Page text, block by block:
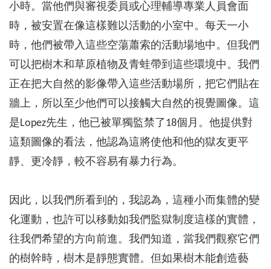
小時。當他們與審視委員或心理輔導專業人員會面
時，被安置在像這樣難以活動的小室中。每天一小
時，他們被帶入這些空蕩蕭索的活動場地中。但我們
可以把樹木和草原植物及青蛙帶到這些環境中。我們
正在把大自然的影像帶入這些活動場所，把它們貼在
牆上，所以至少他們可以接觸大自然的視覺圖像。這
是Lopez先生，他已被單獨監禁了18個月。他提供對
這類圖像的看法，他認為這將使他和他的獄友更平
靜、更冷靜，較不容易有暴力行為。
因此，以我們所看到的，我認為，這種小而集體的變
化運動，也許可以移動如我們監獄制度這樣的實體，
往我們希望的方向前進。我們知道，當我們觀察它們
的樹幹時，樹木是靜態實體。但如果樹木能創造藝